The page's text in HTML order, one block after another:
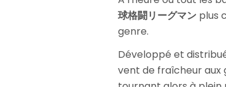
球格闘リーグマン plus
genre.
Développé et
vent de fraîcheur aux